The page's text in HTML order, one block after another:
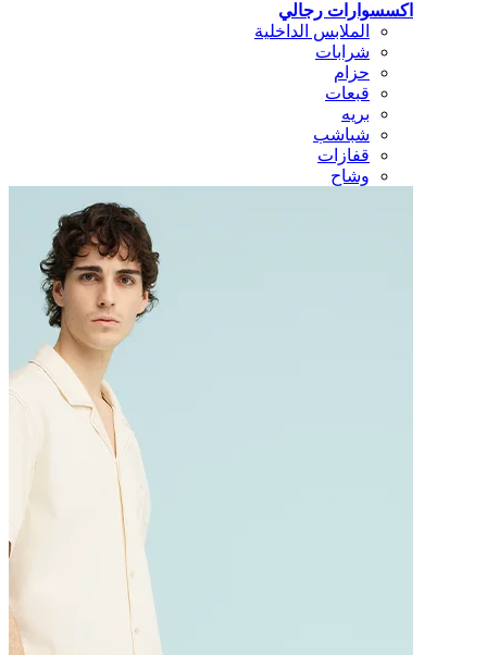
اكسسوارات رجالي
الملابس الداخلية
شرابات
حزام
قبعات
بريه
شباشب
قفازات
وشاح